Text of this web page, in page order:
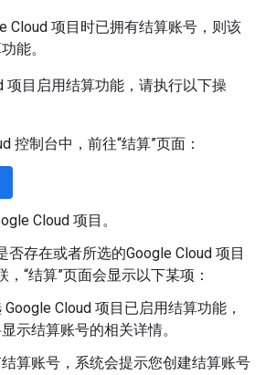
Cloud 项目时已拥有结算账号，则该
能。
项目启用结算功能，请执行以下操
控制台中，前往“结算”页面：
Cloud 项目。
否存在或者所选的Google Cloud 项目
，“结算”页面会显示以下某项：
Cloud 项目已启用结算功能，
示结算账号的相关详情。
算账号，系统会提示您创建结算账号